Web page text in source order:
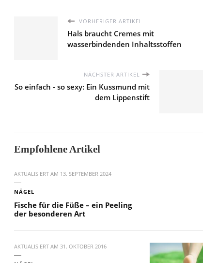
VORHERIGER ARTIKEL
Hals braucht Cremes mit
wasserbindenden Inhaltsstoffen
NÄCHSTER ARTIKEL
So einfach - so sexy: Ein Kussmund mit
dem Lippenstift
Empfohlene Artikel
AKTUALISIERT AM 13. SEPTEMBER 2024
NÄGEL
Fische für die Füße – ein Peeling
der besonderen Art
AKTUALISIERT AM 31. OKTOBER 2016